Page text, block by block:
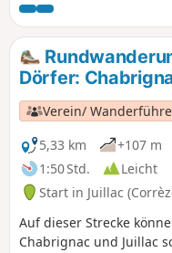
Dörfer:
Verein/
5,33 km
+107 m
1:50 Std.
Leicht
Start in Juillac
Auf dieser Strecke
Chabrignac und Juillac